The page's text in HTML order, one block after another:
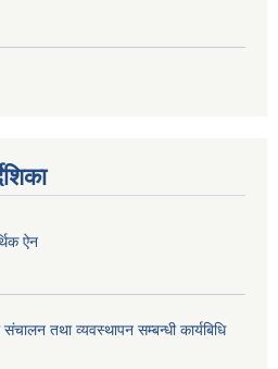
ऐन
तथा व्यवस्थापन सम्बन्धी कार्यबिधि